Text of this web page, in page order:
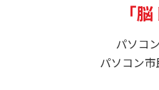
「
パソコ
パソコン